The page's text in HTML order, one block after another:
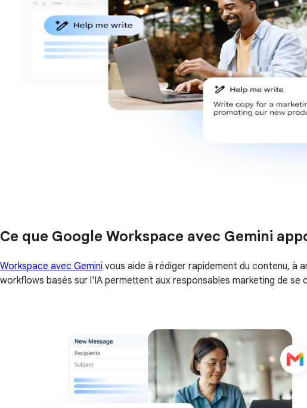
Ce que Google Workspace avec Gemini
Workspace avec Gemini vous aide à rédiger rapidement du contenu, à
workflows basés sur l'IA permettent aux responsables marketing de